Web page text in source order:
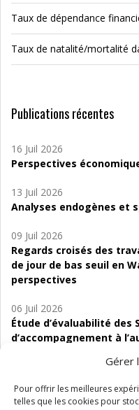
Gérer
Pour offrir les meilleures
telles que les cookies pour
Taux de dépendance
Taux de natalité/mortalité
Publications récentes
16 Juil 2026
Perspectives
13 Juil 2026
Analyses endogènes et
09 Juil 2026
Regards croisés des
de jour de bas seuil en
perspectives
06 Juil 2026
Étude d’évaluabilité des
d’accompagnement à
d’offre de soins pour